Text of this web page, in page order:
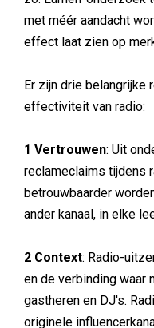
met méér aandacht
effect laat zien op
Er zijn drie belangrijke
effectiviteit van radio:
1 Vertrouwen: Uit
reclameclaims tijdens
betrouwbaarder
ander kanaal, in elke
2 Context: Radio-
en de verbinding waar
gastheren en DJ's.
originele